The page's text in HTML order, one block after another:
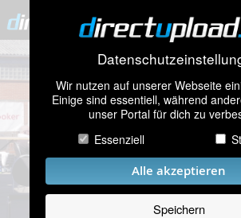
Wir nutzen auf unserer Webseite
Einige sind essentiell, während
unser Portal für dich zu
Essenziell
Alle akzeptieren
Speichern